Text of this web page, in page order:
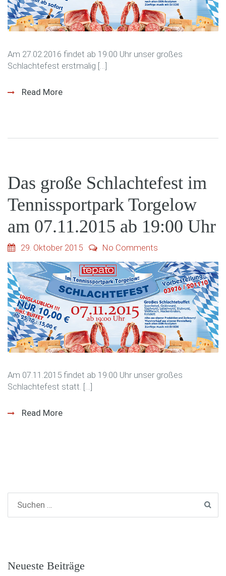
Am 27.02.2016 findet ab 19:00 Uhr unser großes
Schlachtefest erstmalig […]
Read More
Das große Schlachtefest im
Tennissportpark Torgelow
am 07.11.2015 ab 19:00 Uhr
29. Oktober 2015 No Comments
Am 07.11.2015 findet ab 19:00 Uhr unser großes
Schlachtefest statt. […]
Read More
Neueste Beiträge